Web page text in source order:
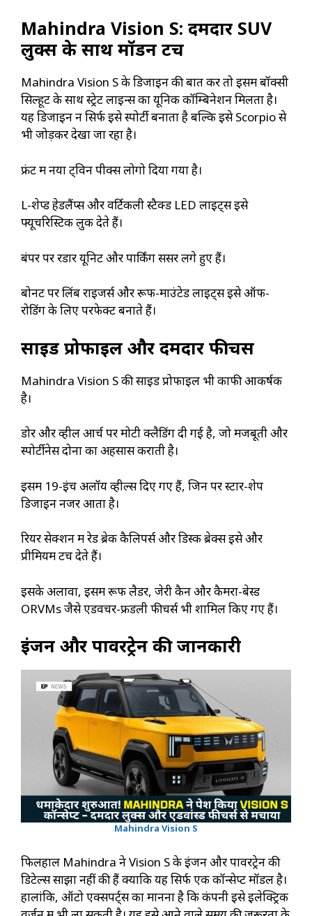
Mahindra Vision S: दमदार SUV
लुक्स के साथ मॉडर्न टच
Mahindra Vision S के डिजाइन की बात करें तो इसमें बॉक्सी
सिल्हूट के साथ स्ट्रेट लाइन्स का यूनिक कॉम्बिनेशन मिलता है।
यह डिजाइन न सिर्फ इसे स्पोर्टी बनाता है बल्कि इसे Scorpio से
भी जोड़कर देखा जा रहा है।
फ्रंट में नया ट्विन पीक्स लोगो दिया गया है।
L-शेप्ड हेडलैंप्स और वर्टिकली स्टैक्ड LED लाइट्स इसे
फ्यूचरिस्टिक लुक देते हैं।
बंपर पर रडार यूनिट और पार्किंग सेंसर लगे हुए हैं।
बोनट पर लिंब राइजर्स और रूफ-माउंटेड लाइट्स इसे ऑफ-
रोडिंग के लिए परफेक्ट बनाते हैं।
साइड प्रोफाइल और दमदार फीचर्स
Mahindra Vision S की साइड प्रोफाइल भी काफी आकर्षक
है।
डोर और व्हील आर्च पर मोटी क्लैडिंग दी गई है, जो मजबूती और
स्पोर्टीनेस दोनों का अहसास कराती है।
इसमें 19-इंच अलॉय व्हील्स दिए गए हैं, जिन पर स्टार-शेप
डिजाइन नजर आता है।
रियर सेक्शन में रेड ब्रेक कैलिपर्स और डिस्क ब्रेक्स इसे और
प्रीमियम टच देते हैं।
इसके अलावा, इसमें रूफ लैडर, जेरी कैन और कैमरा-बेस्ड
ORVMs जैसे एडवेंचर-फ्रेंडली फीचर्स भी शामिल किए गए हैं।
इंजन और पावरट्रेन की जानकारी
Mahindra Vision S
फिलहाल Mahindra ने Vision S के इंजन और पावरट्रेन की
डिटेल्स साझा नहीं की हैं क्योंकि यह सिर्फ एक कॉन्सेप्ट मॉडल है।
हालांकि, ऑटो एक्सपर्ट्स का मानना है कि कंपनी इसे इलेक्ट्रिक